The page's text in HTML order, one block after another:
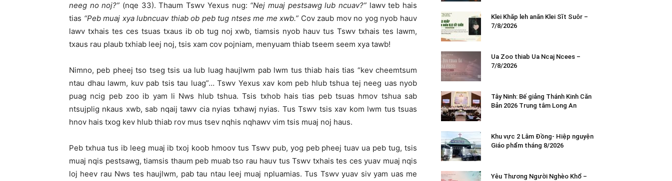
neeg no noj?” (nqe 33). Thaum Tswv Yexus nug: “Nej muaj pestsawg lub ncuav?” lawv teb hais
tias “Peb muaj xya lubncuav thiab ob peb tug ntses me me xwb.” Cov zaub mov no yog nyob hauv
lawv txhais tes ces tsuas txaus ib ob tug noj xwb, tiamsis nyob hauv tus Tswv txhais tes lawm,
txaus rau plaub txhiab leej noj, tsis xam cov pojniam, menyuam thiab tseem seem xya tawb!
Nimno, peb pheej tso tseg tsis ua lub luag haujlwm pab lwm tus thiab hais tias “kev cheemtsum
ntau dhau lawm, kuv pab tsis tau luag”… Tswv Yexus xav kom peb hlub tshua tej neeg uas nyob
puag ncig peb zoo ib yam li Nws hlub tshua. Tsis txhob hais tias peb tsuas hmov tshua sab
ntsujplig nkaus xwb, sab nqaij tawv cia nyias txhawj nyias. Tus Tswv tsis xav kom lwm tus tsuas
hnov hais txog kev hlub thiab rov mus tsev nqhis nqhawv vim tsis muaj noj haus.
Peb txhua tus ib leeg muaj ib txoj koob hmoov tus Tswv pub, yog peb pheej tuav ua peb tug, tsis
muaj nqis pestsawg, tiamsis thaum peb muab tso rau hauv tus Tswv txhais tes ces yuav muaj nqis
loj heev rau Nws tes haujlwm, pab tau ntau leej muaj npluamias. Tus Tswv yuav siv yam uas me
Klei Khăp leh anăn Klei Sĭt Suôr –
7/8/2026
Ua Zoo thiab Ua Ncaj Ncees –
7/8/2026
Tây Ninh: Bế giảng Thánh Kinh Căn
Bản 2026 Trung tâm Long An
Khu vực 2 Lâm Đồng- Hiệp nguyện
Giáo phẩm tháng 8/2026
Yêu Thương Người Nghèo Khổ –